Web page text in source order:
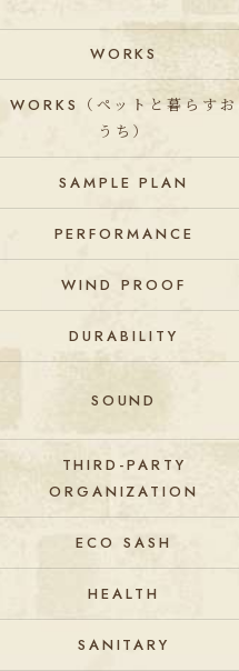
WORKS
WORKS（ペットと暮らすお
うち）
SAMPLE PLAN
PERFORMANCE
WIND PROOF
DURABILITY
SOUND
THIRD-PARTY
ORGANIZATION
ECO SASH
HEALTH
SANITARY